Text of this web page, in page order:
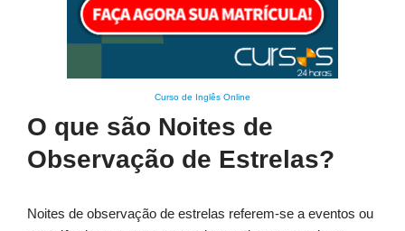
Curso de Inglês Online
O que são Noites de
Observação de Estrelas?
Noites de observação de estrelas referem-se a eventos ou